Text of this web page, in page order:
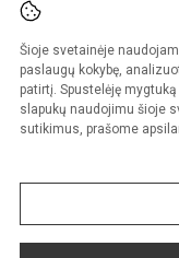
Šioje svetainėje
paslaugų kokybę,
patirtį. Spustelėję
slapukų naudojimu šioje
sutikimus, prašome
© 2023. Kupiškio r.
Kopijuoti turinį be raštiško
Sumanus būdas